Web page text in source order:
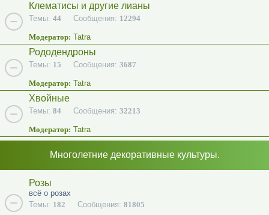
Клематисы и другие лианы
Темы: 44 Сообщения: 12294
Модератор: Tatra
Рододендроны
Темы: 15 Сообщения: 3687
Модератор: Tatra
Хвойные
Темы: 84 Сообщения: 32213
Модератор: Tatra
Многолетние декоративные культуры.
Розы
всё о розах
Темы: 182 Сообщения: 81805